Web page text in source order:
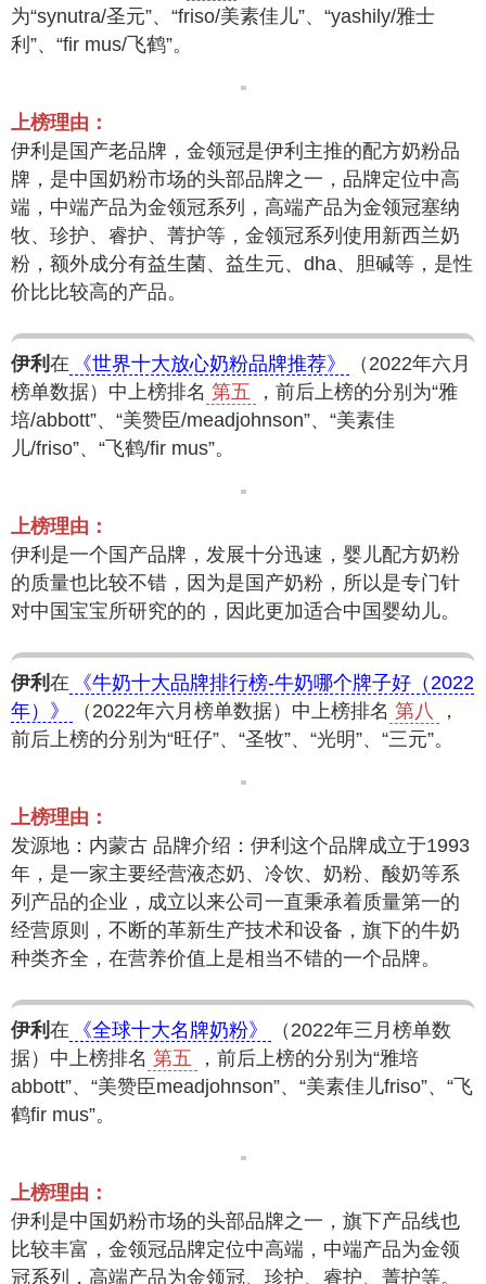
为“synutra/圣元”、“friso/美素佳儿”、“yashily/雅士
利”、“fir mus/飞鹤”。
上榜理由：
伊利是国产老品牌，金领冠是伊利主推的配方奶粉品
牌，是中国奶粉市场的头部品牌之一，品牌定位中高
端，中端产品为金领冠系列，高端产品为金领冠塞纳
牧、珍护、睿护、菁护等，金领冠系列使用新西兰奶
粉，额外成分有益生菌、益生元、dha、胆碱等，是性
价比比较高的产品。
伊利 在 《世界十大放心奶粉品牌推荐》
（2022年六月
榜单数据）中上榜排名 第五
，前后上榜的分别为“雅
培/abbott”、“美赞臣/meadjohnson”、“美素佳
儿/friso”、“飞鹤/fir mus”。
上榜理由：
伊利是一个国产品牌，发展十分迅速，婴儿配方奶粉
的质量也比较不错，因为是国产奶粉，所以是专门针
对中国宝宝所研究的的，因此更加适合中国婴幼儿。
伊利 在
《牛奶十大品牌排行榜-牛奶哪个牌子好（2022
年）》
（2022年六月榜单数据）中上榜排名 第八
，
前后上榜的分别为“旺仔”、“圣牧”、“光明”、“三元”。
上榜理由：
发源地：内蒙古 品牌介绍：伊利这个品牌成立于1993
年，是一家主要经营液态奶、冷饮、奶粉、酸奶等系
列产品的企业，成立以来公司一直秉承着质量第一的
经营原则，不断的革新生产技术和设备，旗下的牛奶
种类齐全，在营养价值上是相当不错的一个品牌。
伊利 在 《全球十大名牌奶粉》
（2022年三月榜单数
据）中上榜排名 第五
，前后上榜的分别为“雅培
abbott”、“美赞臣meadjohnson”、“美素佳儿friso”、“飞
鹤fir mus”。
上榜理由：
伊利是中国奶粉市场的头部品牌之一，旗下产品线也
比较丰富，金领冠品牌定位中高端，中端产品为金领
冠系列，高端产品为金领冠、珍护、睿护、菁护等。